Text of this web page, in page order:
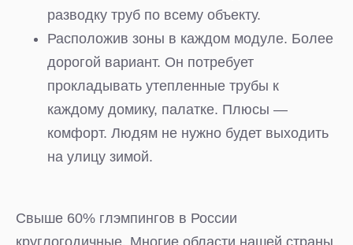
разводку труб по всему объекту.
Расположив зоны в каждом модуле. Более
дорогой вариант. Он потребует
прокладывать утепленные трубы к
каждому домику, палатке. Плюсы —
комфорт. Людям не нужно будет выходить
на улицу зимой.
Свыше 60% глэмпингов в России
круглогодичные. Многие области нашей страны